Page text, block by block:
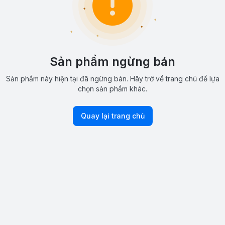
Sản phẩm ngừng bán
Sản phẩm này hiện tại đã ngừng bán. Hãy trở về trang chủ để lựa
chọn sản phẩm khác.
Quay lại trang chủ